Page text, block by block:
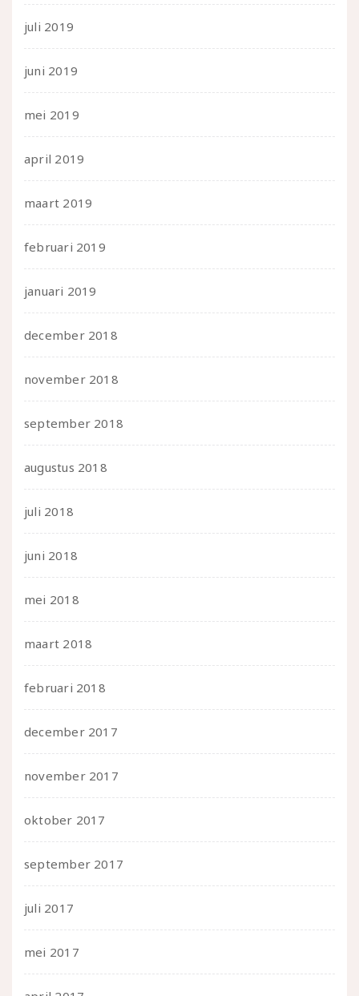
juli 2019
juni 2019
mei 2019
april 2019
maart 2019
februari 2019
januari 2019
december 2018
november 2018
september 2018
augustus 2018
juli 2018
juni 2018
mei 2018
maart 2018
februari 2018
december 2017
november 2017
oktober 2017
september 2017
juli 2017
mei 2017